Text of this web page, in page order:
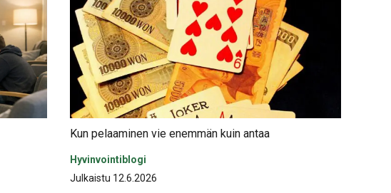
Kun pelaaminen vie enemmän kuin antaa
Hyvinvointiblogi
Julkaistu 12.6.2026